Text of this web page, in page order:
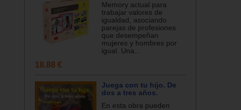
Memory actual para
trabajar valores de
igualdad, asociando
parejas de profesiones
que desempeñan
mujeres y hombres por
igual. Una...
18.88 €
Juega con tu hijo. De
dos a tres años.
En esta obra pueden